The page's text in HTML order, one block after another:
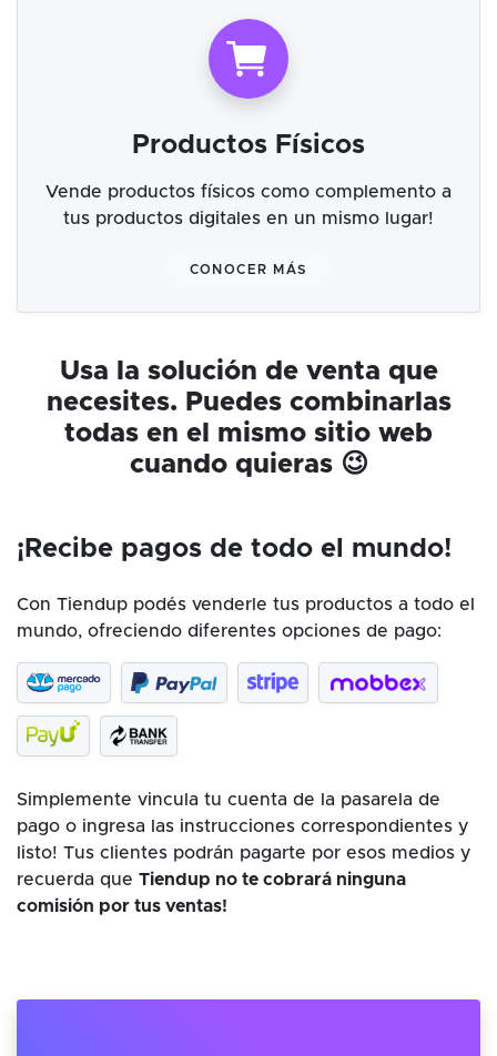
Productos Físicos
Vende productos físicos como complemento a
tus productos digitales en un mismo lugar!
CONOCER MÁS
Usa la solución de venta que
necesites. Puedes combinarlas
todas en el mismo sitio web
cuando quieras 😉
¡Recibe pagos de todo el mundo!
Con Tiendup podés venderle tus productos a todo el
mundo, ofreciendo diferentes opciones de pago:
Simplemente vincula tu cuenta de la pasarela de
pago o ingresa las instrucciones correspondientes y
listo! Tus clientes podrán pagarte por esos medios y
recuerda que Tiendup no te cobrará ninguna
comisión por tus ventas!